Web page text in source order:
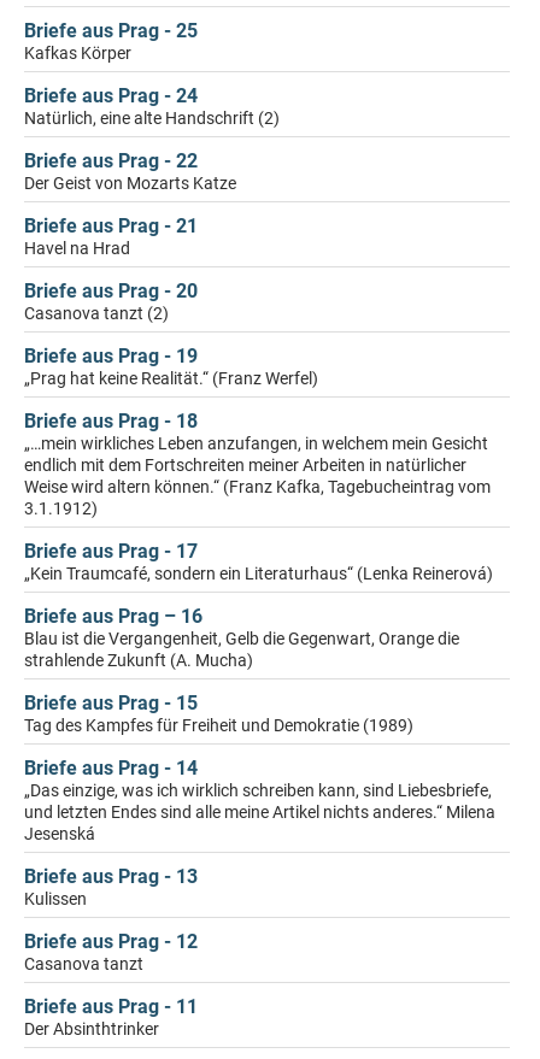
Briefe aus Prag - 25
Kafkas Körper
Briefe aus Prag - 24
Natürlich, eine alte Handschrift (2)
Briefe aus Prag - 22
Der Geist von Mozarts Katze
Briefe aus Prag - 21
Havel na Hrad
Briefe aus Prag - 20
Casanova tanzt (2)
Briefe aus Prag - 19
„Prag hat keine Realität.“ (Franz Werfel)
Briefe aus Prag - 18
„…mein wirkliches Leben anzufangen, in welchem mein Gesicht
endlich mit dem Fortschreiten meiner Arbeiten in natürlicher
Weise wird altern können.“ (Franz Kafka, Tagebucheintrag vom
3.1.1912)
Briefe aus Prag - 17
„Kein Traumcafé, sondern ein Literaturhaus“ (Lenka Reinerová)
Briefe aus Prag – 16
Blau ist die Vergangenheit, Gelb die Gegenwart, Orange die
strahlende Zukunft (A. Mucha)
Briefe aus Prag - 15
Tag des Kampfes für Freiheit und Demokratie (1989)
Briefe aus Prag - 14
„Das einzige, was ich wirklich schreiben kann, sind Liebesbriefe,
und letzten Endes sind alle meine Artikel nichts anderes.“ Milena
Jesenská
Briefe aus Prag - 13
Kulissen
Briefe aus Prag - 12
Casanova tanzt
Briefe aus Prag - 11
Der Absinthtrinker